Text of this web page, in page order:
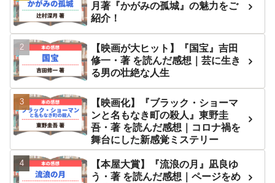
月著『かがみの孤城』の魅力をご
紹介！
【映画が大ヒット】『国宝』吉田
修一・著 を読んだ感想｜芸に生き
る男の壮絶な人生
【映画化】『ブラック・ショーマ
ンと名もなき町の殺人』東野圭
吾・著 を読んだ感想｜コロナ禍を
舞台にした新感覚ミステリー
【本屋大賞】『流浪の月』凪良ゆ
う・著 を読んだ感想｜ページをめ